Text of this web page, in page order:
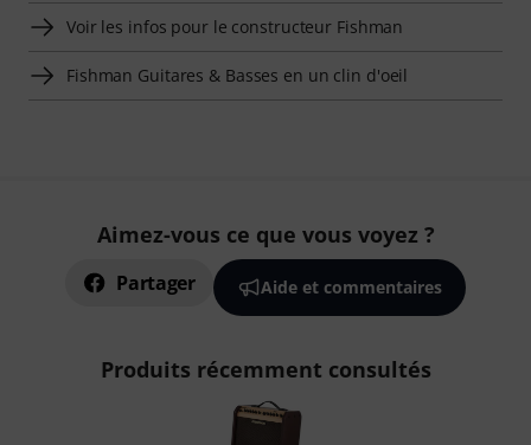
Voir les infos pour le constructeur Fishman
Fishman Guitares & Basses en un clin d'oeil
Aimez-vous ce que vous voyez ?
Partager Aide et commentaires
Produits récemment consultés